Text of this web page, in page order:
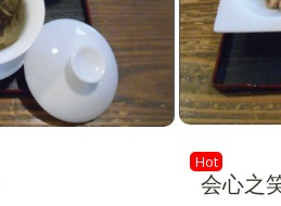
Hot
会心之